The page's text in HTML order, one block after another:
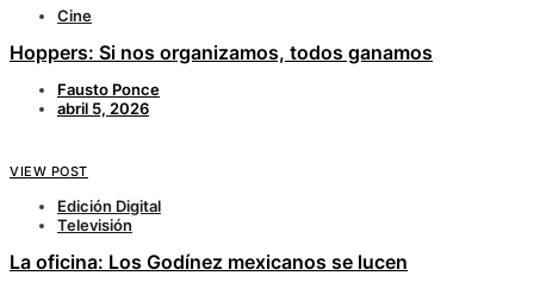
Cine
Hoppers: Si nos organizamos, todos ganamos
Fausto Ponce
abril 5, 2026
VIEW POST
Edición Digital
Televisión
La oficina: Los Godínez mexicanos se lucen